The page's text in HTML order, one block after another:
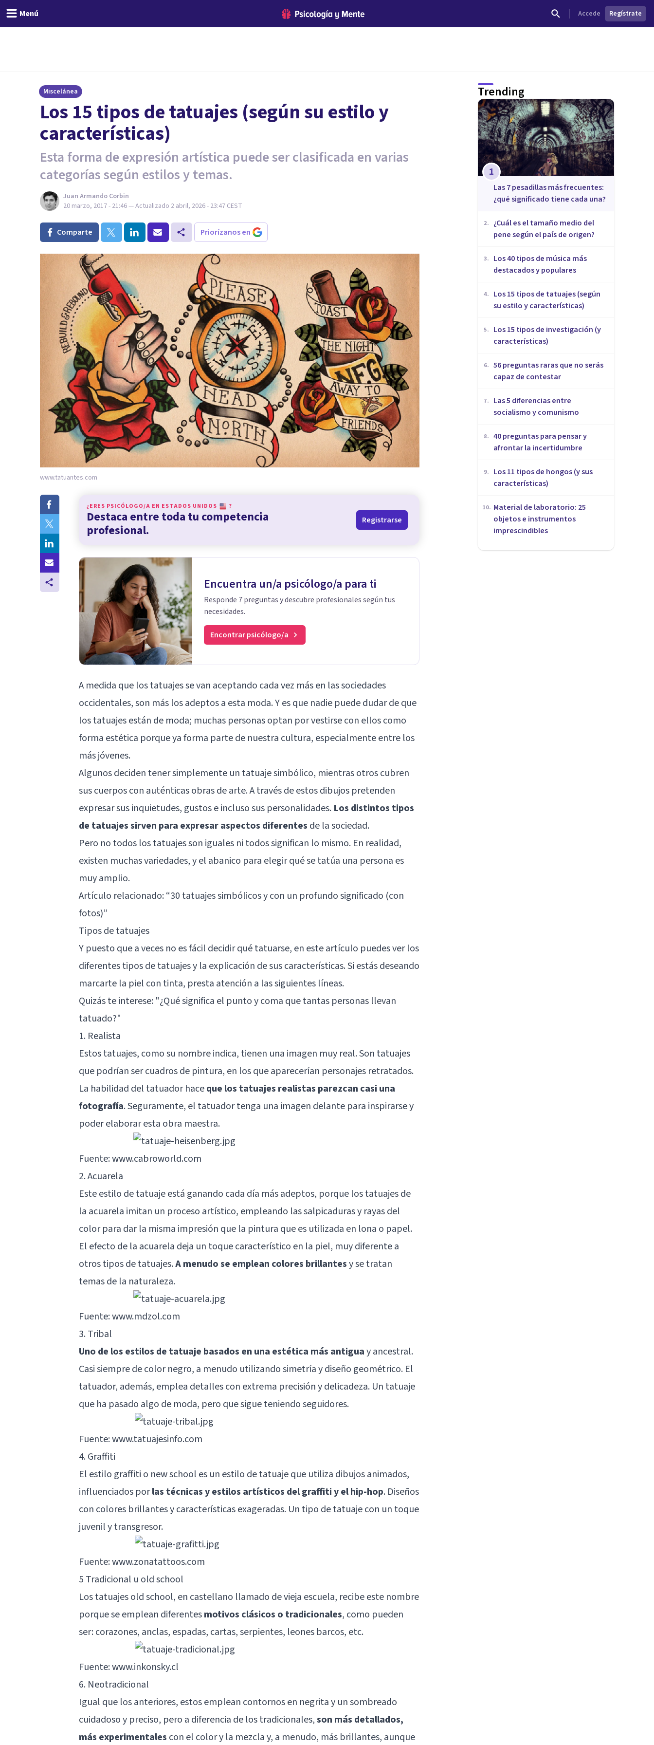
Menú Accede Regístrate
Miscelánea
Los 15 tipos de tatuajes (según su estilo y
características)
Esta forma de expresión artística puede ser clasificada en varias
categorías según estilos y temas.
Juan Armando Corbin
20 marzo, 2017 - 21:46— Actualizado 2 abril, 2026 - 23:47 CEST
Comparte Priorízanos en
www.tatuantes.com
¿ERES PSICÓLOGO/A EN ESTADOS UNIDOS ?
Destaca entre toda tu competencia
profesional.
Registrarse
Encuentra un/a psicólogo/a para ti
Responde 7 preguntas y descubre profesionales según tus
necesidades.
Encontrar psicólogo/a
A medida que los tatuajes se van aceptando cada vez más en las sociedades
occidentales, son más los adeptos a esta moda. Y es que nadie puede dudar de que
los tatuajes están de moda; muchas personas optan por vestirse con ellos como
forma estética porque ya forma parte de nuestra cultura, especialmente entre los
más jóvenes.
Algunos deciden tener simplemente un tatuaje simbólico, mientras otros cubren
sus cuerpos con auténticas obras de arte. A través de estos dibujos pretenden
expresar sus inquietudes, gustos e incluso sus personalidades. Los distintos tipos
de tatuajes sirven para expresar aspectos diferentes de la sociedad.
Pero no todos los tatuajes son iguales ni todos significan lo mismo. En realidad,
existen muchas variedades, y el abanico para elegir qué se tatúa una persona es
muy amplio.
Artículo relacionado: “30 tatuajes simbólicos y con un profundo significado (con
fotos)”
Tipos de tatuajes
Y puesto que a veces no es fácil decidir qué tatuarse, en este artículo puedes ver los
diferentes tipos de tatuajes y la explicación de sus características. Si estás deseando
marcarte la piel con tinta, presta atención a las siguientes líneas.
Quizás te interese: "¿Qué significa el punto y coma que tantas personas llevan
tatuado?"
1. Realista
Estos tatuajes, como su nombre indica, tienen una imagen muy real. Son tatuajes
que podrían ser cuadros de pintura, en los que aparecerían personajes retratados.
La habilidad del tatuador haceque los tatuajes realistas parezcan casi una
fotografía. Seguramente, el tatuador tenga una imagen delante para inspirarse y
poder elaborar esta obra maestra.
Fuente: www.cabroworld.com
2. Acuarela
Este estilo de tatuaje está ganando cada día más adeptos, porque los tatuajes de
la acuarela imitan un proceso artístico, empleando las salpicaduras y rayas del
color para dar la misma impresión que la pintura que es utilizada en lona o papel.
El efecto de la acuarela deja un toque característico en la piel, muy diferente a
otros tipos de tatuajes.A menudo se emplean colores brillantesy se tratan
temas de la naturaleza.
Fuente: www.mdzol.com
3. Tribal
Uno de los estilos de tatuaje basados en una estética más antiguay ancestral.
Casi siempre de color negro, a menudo utilizando simetría y diseño geométrico. El
tatuador, además, emplea detalles con extrema precisión y delicadeza. Un tatuaje
que ha pasado algo de moda, pero que sigue teniendo seguidores.
Fuente: www.tatuajesinfo.com
4. Graffiti
El estilo graffiti o new school es un estilo de tatuaje que utiliza dibujos animados,
influenciados porlas técnicas y estilos artísticos del graffiti y el hip-hop. Diseños
con colores brillantes y características exageradas. Un tipo de tatuaje con un toque
juvenil y transgresor.
Fuente: www.zonatattoos.com
5 Tradicional u old school
Los tatuajes old school, en castellano llamado de vieja escuela, recibe este nombre
porque se emplean diferentesmotivos clásicos o tradicionales, como pueden
ser: corazones, anclas, espadas, cartas, serpientes, leones barcos, etc.
Fuente: www.inkonsky.cl
6. Neotradicional
Igual que los anteriores, estos emplean contornos en negrita y un sombreado
cuidadoso y preciso, pero a diferencia de los tradicionales,son más detallados,
más experimentales con el color y la mezcla y, a menudo, más brillantes, aunque
Trending
1
Las 7 pesadillas más frecuentes:
¿qué significado tiene cada una?
2.
¿Cuál es el tamaño medio del
pene según el país de origen?
3.
Los 40 tipos de música más
destacados y populares
4.
Los 15 tipos de tatuajes (según
su estilo y características)
5.
Los 15 tipos de investigación (y
características)
6. 56 preguntas raras que no serás
capaz de contestar
7.
Las 5 diferencias entre
socialismo y comunismo
8. 40 preguntas para pensar y
afrontar la incertidumbre
9.
Los 11 tipos de hongos (y sus
características)
10. Material de laboratorio: 25
objetos e instrumentos
imprescindibles